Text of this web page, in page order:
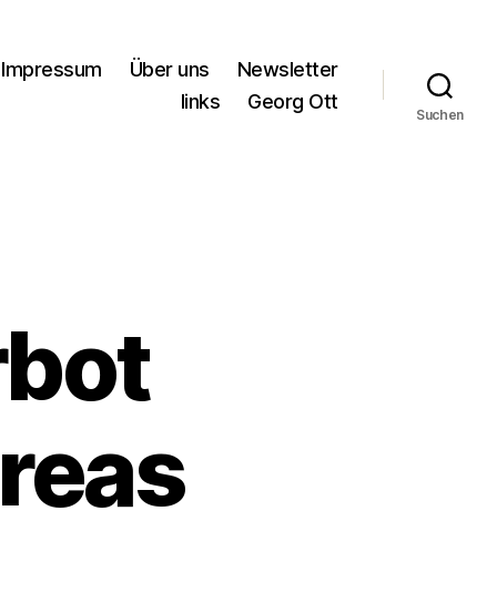
Impressum Über uns
Newsletter
links
Georg Ott
Suchen